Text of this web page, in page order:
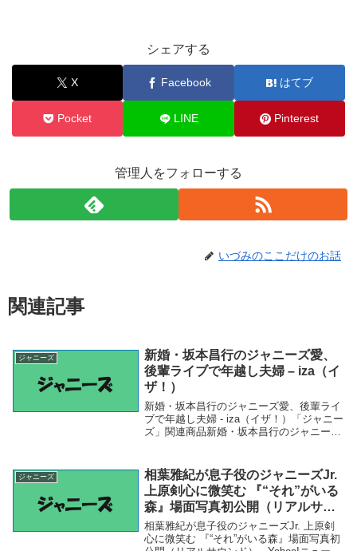
シェアする
X Facebook はてブ
Pocket LINE Pinterest
管理人をフォローする
いづみのここだけのお話
関連記事
ジャニーズ
新婚・坂本昌行のジャニーズ愛、
後輩ライブで年越し夫婦 – iza（イ
ザ！）
新婚・坂本昌行のジャニーズ愛、後輩ライ
ブで年越し夫婦 - iza（イザ！）「ジャニー
ズ」関連商品新婚・坂本昌行のジャニーズ
後輩ライブで年越し夫婦iza（イザ！）
ジャニーズ
相葉雅紀が息子役のジャニーズJr.
上原剣心に微笑む 『“それ”がいる
森』場面写真初公開（リアルサウ
ンド） – Yahoo!ニュース –
Yahoo!ニュース
相葉雅紀が息子役のジャニーズJr. 上原剣
心に微笑む 『“それ”がいる森』場面写真初